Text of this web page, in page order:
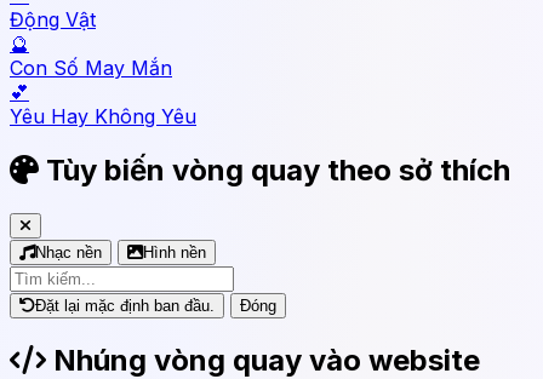
Động Vật
🔮
Con Số May Mắn
💕
Yêu Hay Không Yêu
Tùy biến vòng quay theo sở thích
Nhạc nền Hình nền
Đặt lại mặc định ban đầu. Đóng
Nhúng vòng quay vào website